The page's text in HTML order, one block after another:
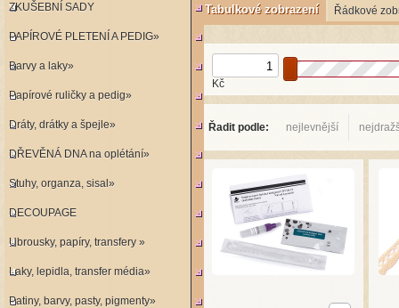
ZKUŠEBNÍ SADY
PAPÍROVÉ PLETENÍ A PEDIG»
Barvy a laky»
Papírové ruličky a pedig»
Dráty, drátky a špejle»
DŘEVĚNÁ DNA na oplétání»
Stuhy, organza, sisal»
DECOUPAGE
Ubrousky, papíry, transfery »
Laky, lepidla, transfer média»
Patiny, barvy, pasty, pigmenty»
Tabulkové zobrazení Řádkové
Kč
Řadit podle: nejlevnější